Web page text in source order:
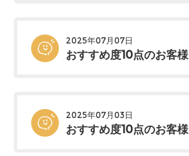
2025年07月07日
おすすめ度10点のお客様
2025年07月03日
おすすめ度10点のお客様